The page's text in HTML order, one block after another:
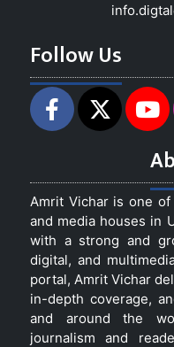
Follow Us
Amrit Vichar is one
and media houses in
with a strong and
digital, and
portal, Amrit Vichar
in-depth coverage,
and around the
journalism and